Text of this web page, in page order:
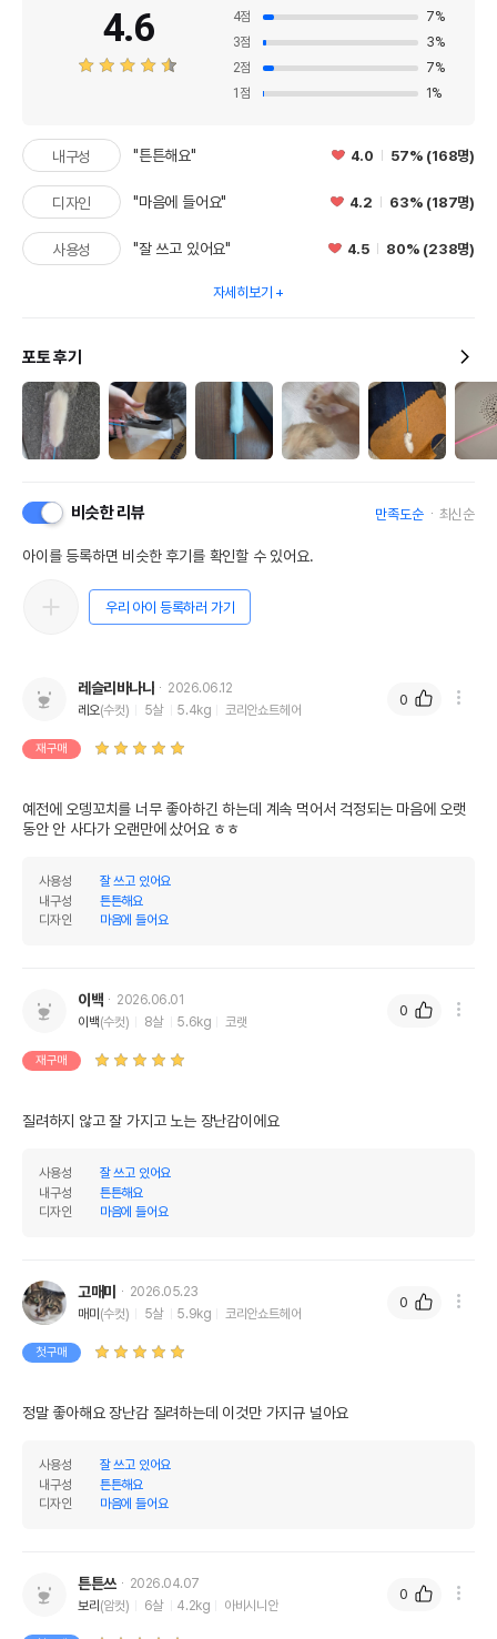
4.6
4점 7%
3점 3%
2점 7%
1 점 1 %
내구성 "튼튼해요" 4.0 57% (168명)
디자인 "마음에 들어요" 4.2 63% (187명)
사용성 "잘 쓰고 있어요" 4.5 80% (238명)
자세히보기
포토 후기
비슷한 리뷰 만족도순 최신순
아이를 등록하면 비슷한 후기를 확인할 수 있어요.
우리 아이 등록하러 가기
레슬리바나나
2026.06.12
레오(수컷) 5살 5.4kg 코리안쇼트헤어
재구매
예전에 오뎅꼬치를 너무 좋아하긴 하는데 계속 먹어서 걱정되는 마음에 오랫
동안 안 사다가 오랜만에 샀어요 ㅎㅎ
사용성
잘 쓰고 있어요
내구성
튼튼해요
디자인
마음에 들어요
0
이백
2026.06.01
이백(수컷) 8살 5.6kg 코랫
재구매
질려하지 않고 잘 가지고 노는 장난감이에요
사용성
잘 쓰고 있어요
내구성
튼튼해요
디자인
마음에 들어요
0
고매미
2026.05.23
매미(수컷) 5살 5.9kg 코리안쇼트헤어
첫구매
정말 좋아해요 장난감 질려하는데 이것만 가지규 널아요
사용성
잘 쓰고 있어요
내구성
튼튼해요
디자인
마음에 들어요
0
튼튼쓰
2026.04.07
보리(암컷) 6살 4.2kg 아비시니안
0